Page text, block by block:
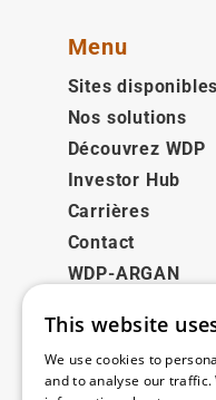
Menu
Sites disponibles
Nos solutions
Découvrez WDP
Investor Hub
Carrières
Contact
WDP-ARGAN
Juridique
Disclaimer
This website
We use cookies to
and to analyse our traffic.